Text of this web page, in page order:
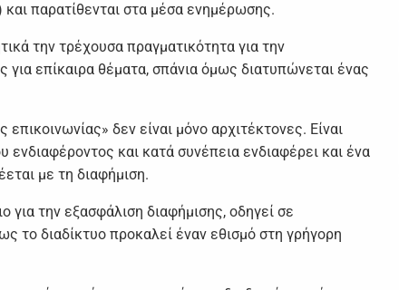
παρατίθενται στα μέσα ενημέρωσης.
την τρέχουσα πραγματικότητα για την
για επίκαιρα θέματα, σπάνια όμως διατυπώνεται ένας
δεν είναι μόνο αρχιτέκτονες. Είναι
και κατά συνέπεια ενδιαφέρει και ένα
με τη διαφήμιση.
για την εξασφάλιση διαφήμισης, οδηγεί σε
το διαδίκτυο προκαλεί έναν εθισμό στη γρήγορη